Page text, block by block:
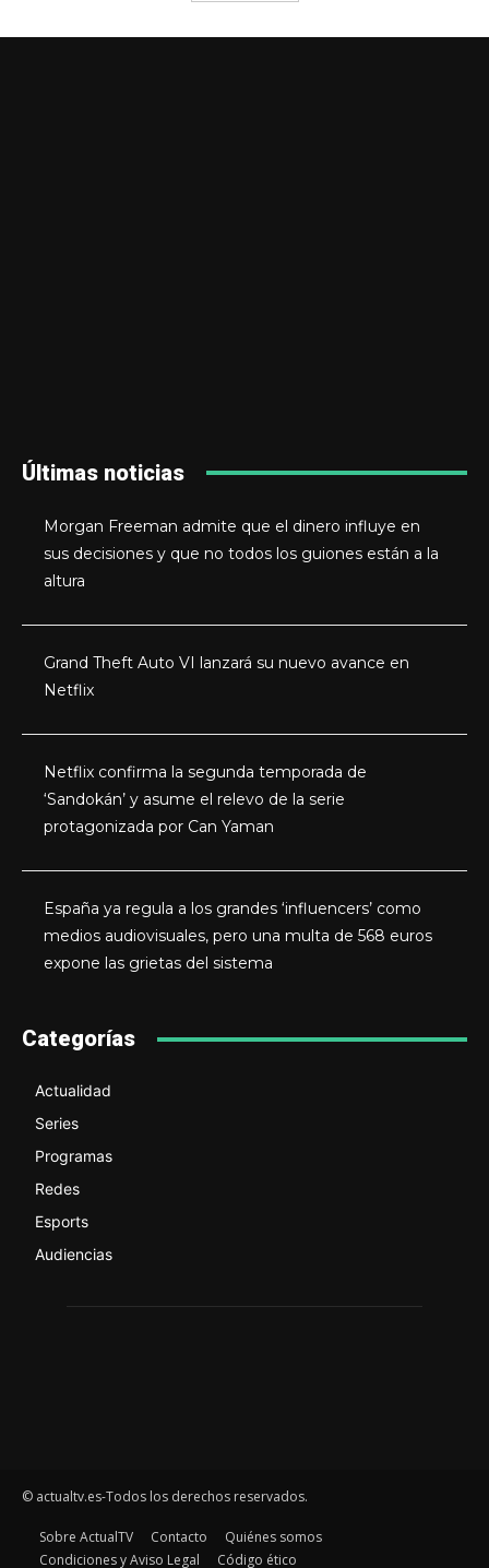
Últimas noticias
Morgan Freeman admite que el dinero influye en
sus decisiones y que no todos los guiones están a la
altura
Grand Theft Auto VI lanzará su nuevo avance en
Netflix
Netflix confirma la segunda temporada de
‘Sandokán’ y asume el relevo de la serie
protagonizada por Can Yaman
España ya regula a los grandes ‘influencers’ como
medios audiovisuales, pero una multa de 568 euros
expone las grietas del sistema
Categorías
Actualidad
Series
Programas
Redes
Esports
Audiencias
© actualtv.es-Todos los derechos reservados.
Sobre ActualTV Contacto
Quiénes somos
Condiciones y Aviso Legal
Código ético